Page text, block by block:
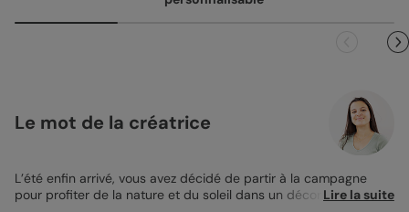
Le mot de la créatrice
L’été enfin arrivé, vous avez décidé de partir à la campagne
pour profiter de la nature et du soleil dans un décor champêtre.
Lire la suite